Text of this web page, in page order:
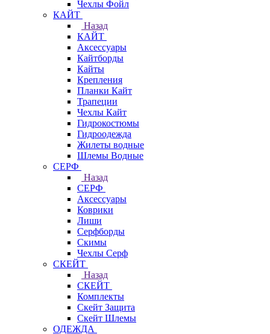
Чехлы Фойл
КАЙТ
Назад
КАЙТ
Аксессуары
Кайтборды
Кайты
Крепления
Планки Кайт
Трапеции
Чехлы Кайт
Гидрокостюмы
Гидроодежда
Жилеты водные
Шлемы Водные
СЕРФ
Назад
СЕРФ
Аксессуары
Коврики
Лиши
Серфборды
Скимы
Чехлы Cерф
СКЕЙТ
Назад
СКЕЙТ
Комплекты
Скейт Защита
Скейт Шлемы
ОДЕЖДА